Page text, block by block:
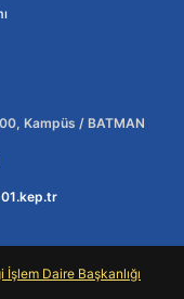
Kampüs / BATMAN
Daire Başkanlığı